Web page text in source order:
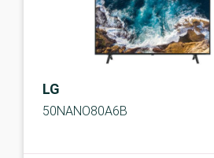
LG
50NANO80A6B